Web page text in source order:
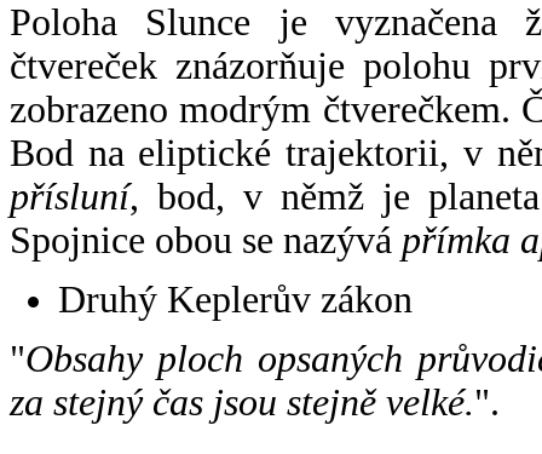
Poloha Slunce je vyznačena
čtvereček znázorňuje polohu
zobrazeno modrým čtverečkem.
Bod na eliptické trajektorii, v
přísluní, bod, v němž je
Spojnice obou se nazývá přímka
Druhý Keplerův zákon
"Obsahy ploch opsaných
za stejný čas jsou stejně velké.".